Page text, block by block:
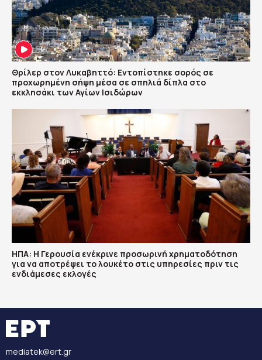
Θρίλερ στον Λυκαβηττό: Εντοπίστηκε σορός σε
προχωρημένη σήψη μέσα σε σπηλιά δίπλα στο
εκκλησάκι των Αγίων Ισιδώρων
ΗΠΑ: Η Γερουσία ενέκρινε προσωρινή χρηματοδότηση
για να αποτρέψει το λουκέτο στις υπηρεσίες πριν τις
ενδιάμεσες εκλογές
mediatek@ert.gr